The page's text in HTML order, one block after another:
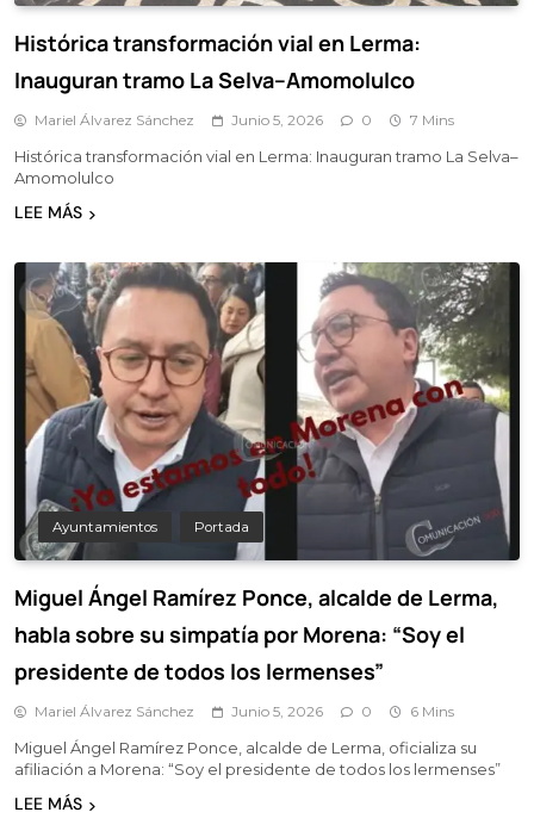
Histórica transformación vial en Lerma:
Inauguran tramo La Selva–Amomolulco
Mariel Álvarez Sánchez Junio 5, 2026 0 7 Mins
Histórica transformación vial en Lerma: Inauguran tramo La Selva–
Amomolulco
LEE MÁS
Ayuntamientos Portada
Miguel Ángel Ramírez Ponce, alcalde de Lerma,
habla sobre su simpatía por Morena: “Soy el
presidente de todos los lermenses”
Mariel Álvarez Sánchez Junio 5, 2026 0 6 Mins
Miguel Ángel Ramírez Ponce, alcalde de Lerma, oficializa su
afiliación a Morena: “Soy el presidente de todos los lermenses”
LEE MÁS